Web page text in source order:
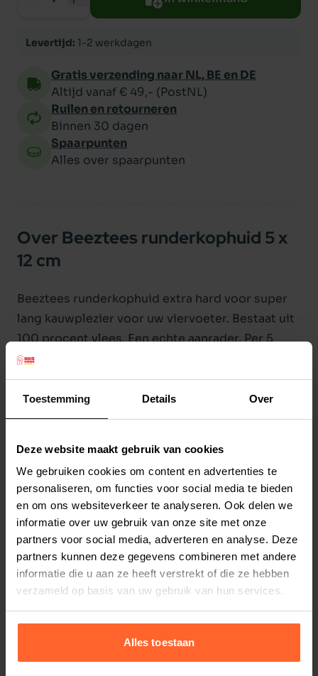
Toestemming Details Over
Deze website maakt gebruik van cookies
We gebruiken cookies om content en advertenties te
personaliseren, om functies voor social media te bieden
en om ons websiteverkeer te analyseren. Ook delen we
informatie over uw gebruik van onze site met onze
partners voor social media, adverteren en analyse. Deze
partners kunnen deze gegevens combineren met andere
informatie die u aan ze heeft verstrekt of die ze hebben
verzameld op basis van uw gebruik van hun services.
Alles toestaan
Levertijd: 1-2 werkdagen
Gratis verzending naar NL, BE en DE
Altijd vanaf € 49,- (PostNL)
Ruilen en retourneren
Binnen 30 dagen
Spaarpunten
Alles over spaarpunten
Over Beeztees runderkophuid 5 x
12 cm
Beeztees runderkophuid extra hard voor super
lang kauwplezier voor uw viervoeter. Bestaat uit
100 procent vlees. Een echte aanrader. Per 5
stuks verpakt. 12 cm lang.
Productspecificaties
Stel uw bestelherinnering in: (2 weken)
Elke
2 weken
Elke
4 weken
Elke
6 weken
Elke
8 weken
Elke
10 weken
Elke
12 weken